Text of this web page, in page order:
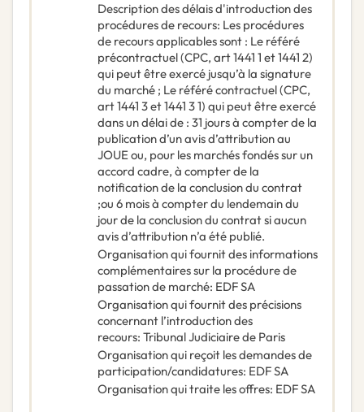
Description des délais d'introduction des
procédures de recours: Les procédures
de recours applicables sont : Le référé
précontractuel (CPC, art 1441 1 et 1441 2)
qui peut être exercé jusqu’à la signature
du marché ; Le référé contractuel (CPC,
art 1441 3 et 1441 3 1) qui peut être exercé
dans un délai de : 31 jours à compter de la
publication d’un avis d’attribution au
JOUE ou, pour les marchés fondés sur un
accord cadre, à compter de la
notification de la conclusion du contrat
;ou 6 mois à compter du lendemain du
jour de la conclusion du contrat si aucun
avis d’attribution n’a été publié.
Organisation qui fournit des informations
complémentaires sur la procédure de
passation de marché: EDF SA
Organisation qui fournit des précisions
concernant l’introduction des
recours: Tribunal Judiciaire de Paris
Organisation qui reçoit les demandes de
participation/candidatures: EDF SA
Organisation qui traite les offres: EDF SA